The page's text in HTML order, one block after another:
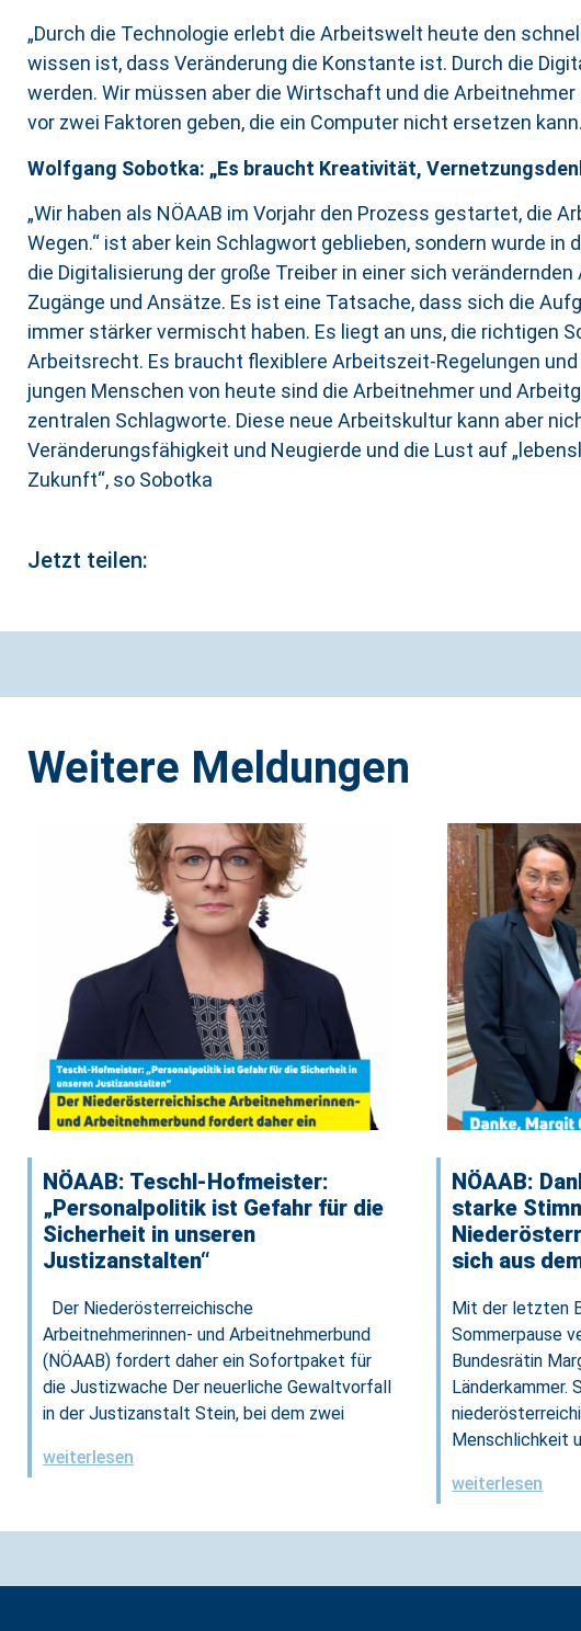
„Durch die Technologie erlebt die Arbeitswelt heute den
wissen ist, dass Veränderung die Konstante ist. Durch die
werden. Wir müssen aber die Wirtschaft und die
vor zwei Faktoren geben, die ein Computer nicht ersetzen
Wolfgang Sobotka: „Es braucht Kreativität,
„Wir haben als NÖAAB im Vorjahr den Prozess gestartet, die
Wegen.“ ist aber kein Schlagwort geblieben, sondern wurde
die Digitalisierung der große Treiber in einer sich
Zugänge und Ansätze. Es ist eine Tatsache, dass sich die
immer stärker vermischt haben. Es liegt an uns, die richtigen
Arbeitsrecht. Es braucht flexiblere Arbeitszeit-Regelungen
jungen Menschen von heute sind die Arbeitnehmer und
zentralen Schlagworte. Diese neue Arbeitskultur kann aber
Veränderungsfähigkeit und Neugierde und die Lust auf
Zukunft“, so Sobotka
Jetzt teilen:
Weitere Meldungen
NÖAAB: Teschl-Hofmeister:
„Personalpolitik ist Gefahr für die
Sicherheit in unseren
Justizanstalten“
Der Niederösterreichische
Arbeitnehmerinnen- und Arbeitnehmerbund
(NÖAAB) fordert daher ein Sofortpaket für
die Justizwache Der neuerliche Gewaltvorfall
in der Justizanstalt Stein, bei dem zwei
weiterlesen
NÖAAB:
starke
sich aus
Mit der letzten
Sommerpause
Bundesrätin
Länderkammer.
Menschlichkeit
weiterlesen